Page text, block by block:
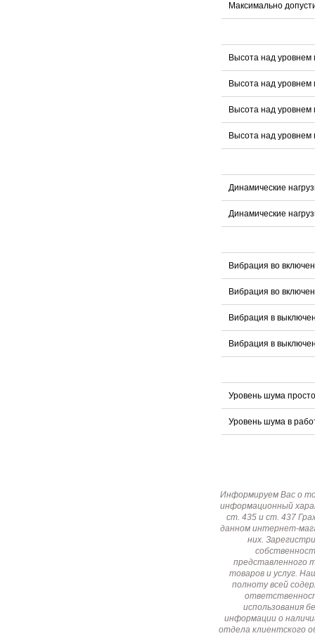
Максимально
Высота над уровнем
Высота над уровнем
Высота над
Высота над уровнем
Динамические
Динамические
Вибрация во
Вибрация во
Вибрация в
Вибрация в
Уровень шума
Уровень шума в
Информируем Вас о
информационный
ст. 435 и ст. 437
данном интернет-
них.
представленного
товаров и услуг.
полноту всей
использования
информации о
отдела клиентского